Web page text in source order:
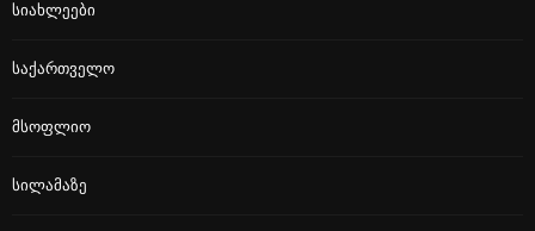
Სიახლეები
Საქართველო
Მსოფლიო
Სილამაზე